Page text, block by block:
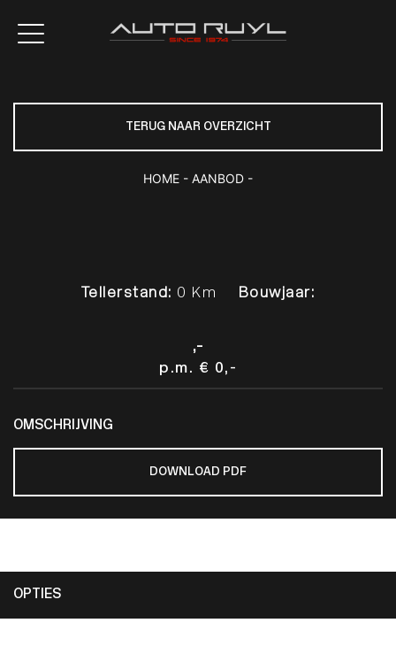
TERUG NAAR OVERZICHT
HOME - AANBOD -
Tellerstand: 0 Km Bouwjaar:
,-
p.m. € 0,-
OMSCHRIJVING
DOWNLOAD PDF
OPTIES